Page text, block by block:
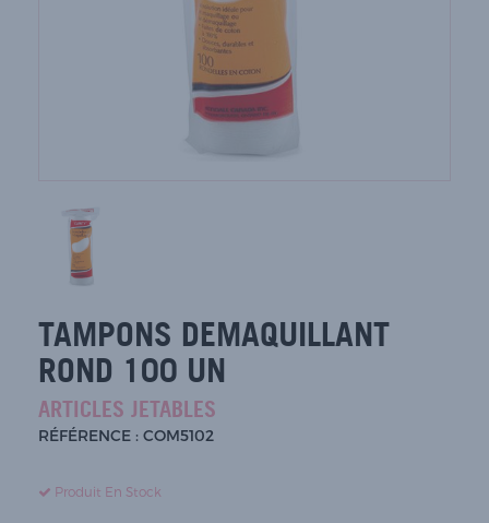
TAMPONS DEMAQUILLANT
ROND 100 UN
ARTICLES JETABLES
RÉFÉRENCE : COM5102
Produit En Stock